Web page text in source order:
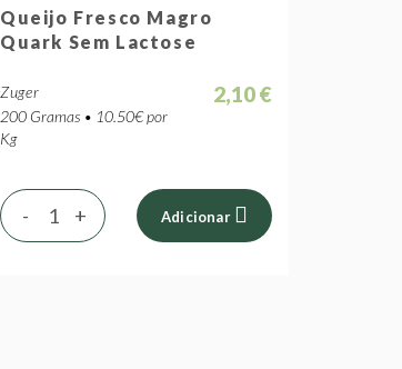
Queijo Fresco Magro
Quark Sem Lactose
Zuger
200 Gramas • 10.50€ por
Kg
2,10 €
+
- Adicionar